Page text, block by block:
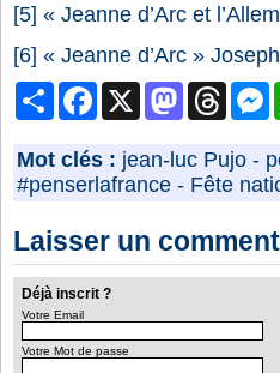
[5] « Jeanne d’Arc et
[6] « Jeanne d’Arc »
PartagerFacebook
X MastodonThreads
Mot clés : jean-luc Pujo -
#penserlafrance - Fête
Laisser un
Déjà inscrit ?
Votre Email
Votre Mot de passe